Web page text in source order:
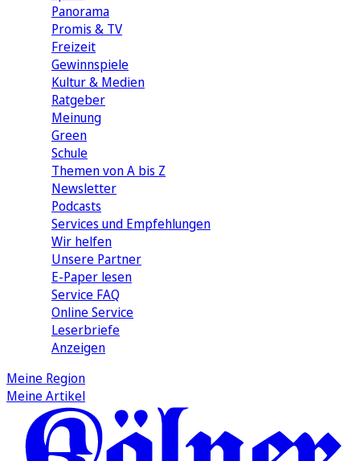
Panorama
Promis & TV
Freizeit
Gewinnspiele
Kultur & Medien
Ratgeber
Meinung
Green
Schule
Themen von A bis Z
Newsletter
Podcasts
Services und Empfehlungen
Wir helfen
Unsere Partner
E-Paper lesen
Service FAQ
Online Service
Leserbriefe
Anzeigen
Meine Region
Meine Artikel